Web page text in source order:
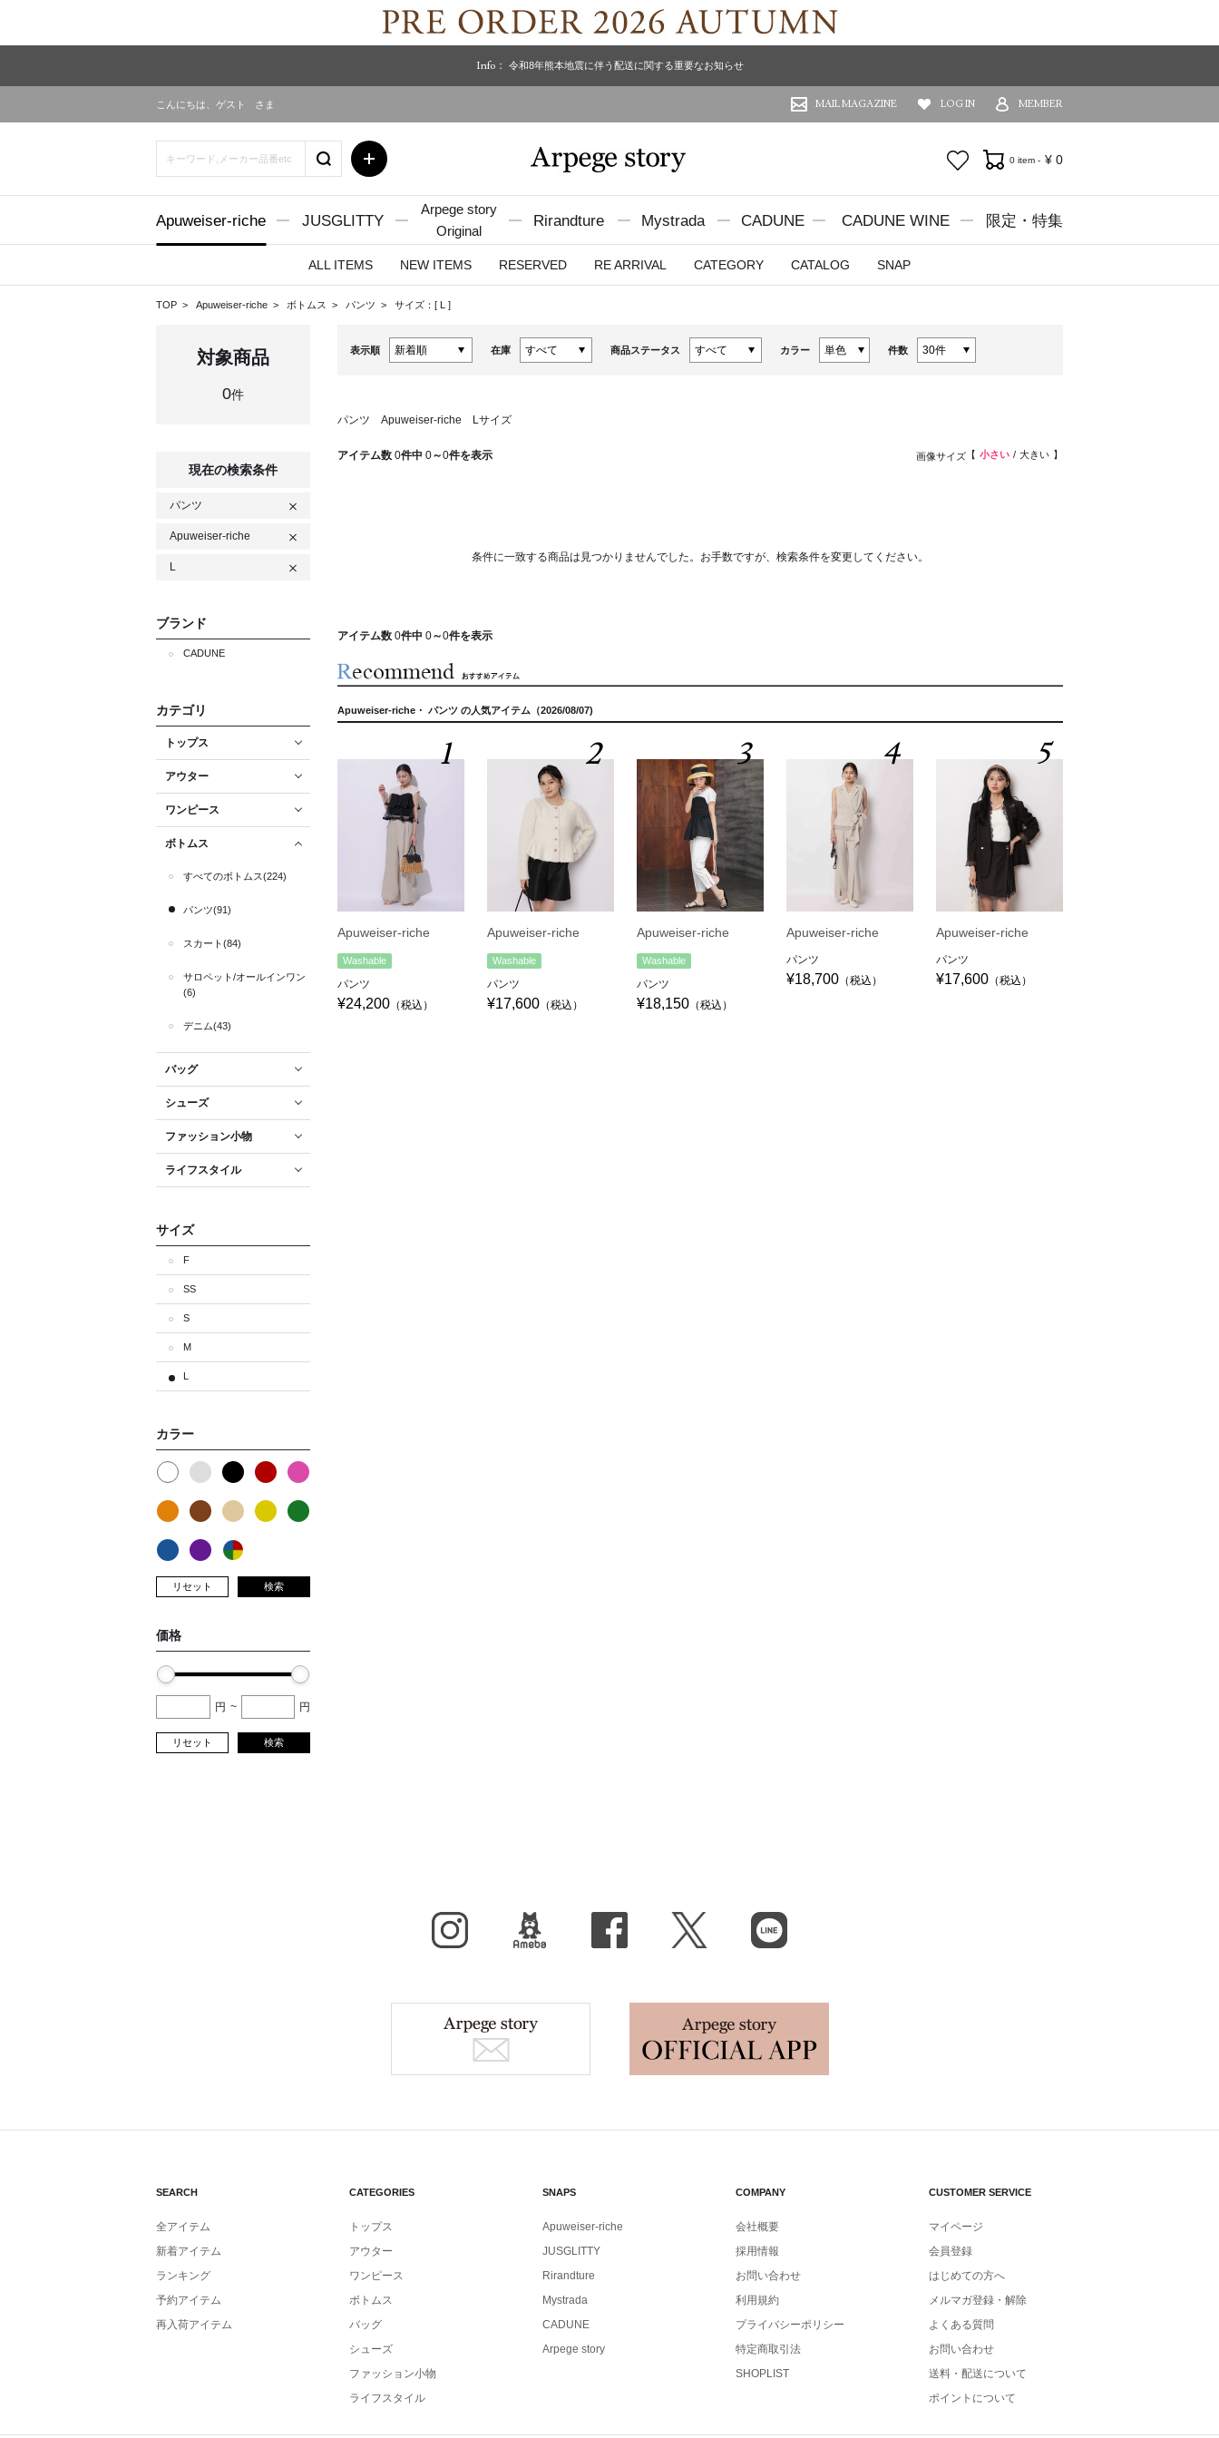
Info： 令和8年熊本地震に伴う配送に関する重要なお知らせ
こんにちは、 ゲスト さま MAIL MAGAZINE LOG IN MEMBER
お気に入り0 item - ¥ 0
Apuweiser-riche JUSGLITTY
Arpege story
Original
Rirandture Mystrada CADUNE CADUNE WINE 限定・特集
ALL ITEMS NEW ITEMS RESERVED RE ARRIVAL CATEGORY CATALOG SNAP
TOP Apuweiser-riche ボトムス パンツ サイズ：[ L ]
対象商品
0件
現在の検索条件
パンツ
Apuweiser-riche
L
ブランド
CADUNE
カテゴリ
トップス
アウター
ワンピース
ボトムス
すべてのボトムス(224)
パンツ(91)
スカート(84)
サロペット/オールインワン
(6)
デニム(43)
バッグ
シューズ
ファッション小物
ライフスタイル
サイズ
F
SS
S
M
L
カラー
リセット 検索
価格
円 ~ 円
リセット 検索
表示順 在庫 商品ステータス カラー 件数
パンツ Apuweiser-riche Lサイズ
アイテム数 0件中 0～0件を表示 画像サイズ 小さい 大きい
条件に一致する商品は見つかりませんでした。お手数ですが、検索条件を変更してください。
アイテム数 0件中 0～0件を表示
Apuweiser-riche・ パンツ の人気アイテム（2026/08/07)
1
Apuweiser-riche
Washable
パンツ
¥24,200 （税込）
2
Apuweiser-riche
Washable
パンツ
¥17,600 （税込）
3
Apuweiser-riche
Washable
パンツ
¥18,150 （税込）
4
Apuweiser-riche
パンツ
¥18,700 （税込）
5
Apuweiser-riche
パンツ
¥17,600 （税込）
X（旧Twitter）
SEARCH
全アイテム
新着アイテム
ランキング
予約アイテム
再入荷アイテム
CATEGORIES
トップス
アウター
ワンピース
ボトムス
バッグ
シューズ
ファッション小物
ライフスタイル
SNAPS
Apuweiser-riche
JUSGLITTY
Rirandture
Mystrada
CADUNE
Arpege story
COMPANY
会社概要
採用情報
お問い合わせ
利用規約
プライバシーポリシー
特定商取引法
SHOPLIST
CUSTOMER SERVICE
マイページ
会員登録
はじめての方へ
メルマガ登録・解除
よくある質問
お問い合わせ
送料・配送について
ポイントについて